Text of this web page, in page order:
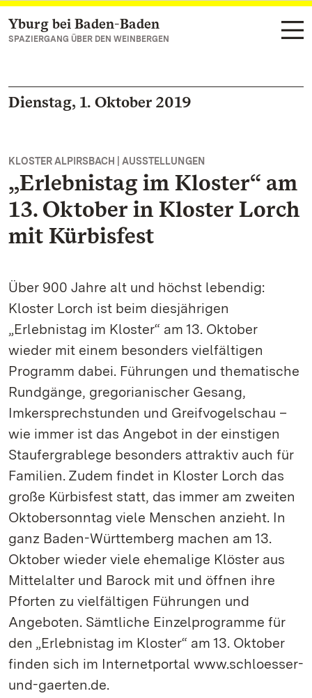
Zum Hauptinhalt springen
Yburg bei Baden-Baden
SPAZIERGANG ÜBER DEN WEINBERGEN
Dienstag, 1. Oktober 2019
KLOSTER ALPIRSBACH | AUSSTELLUNGEN
„Erlebnistag im Kloster“ am
13. Oktober in Kloster Lorch
mit Kürbisfest
Über 900 Jahre alt und höchst lebendig:
Kloster Lorch ist beim diesjährigen
„Erlebnistag im Kloster“ am 13. Oktober
wieder mit einem besonders vielfältigen
Programm dabei. Führungen und thematische
Rundgänge, gregorianischer Gesang,
Imkersprechstunden und Greifvogelschau –
wie immer ist das Angebot in der einstigen
Staufergrablege besonders attraktiv auch für
Familien. Zudem findet in Kloster Lorch das
große Kürbisfest statt, das immer am zweiten
Oktobersonntag viele Menschen anzieht. In
ganz Baden-Württemberg machen am 13.
Oktober wieder viele ehemalige Klöster aus
Mittelalter und Barock mit und öffnen ihre
Pforten zu vielfältigen Führungen und
Angeboten. Sämtliche Einzelprogramme für
den „Erlebnistag im Kloster“ am 13. Oktober
finden sich im Internetportal www.schloesser-
und-gaerten.de.